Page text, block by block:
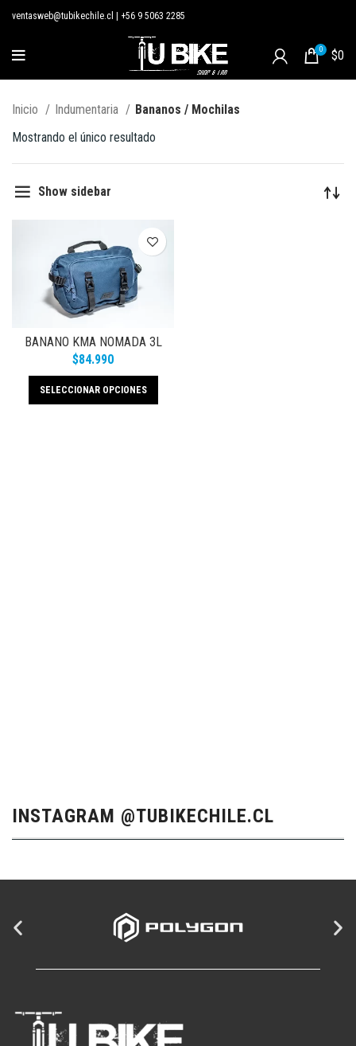
ventasweb@tubikechile.cl +56 9 5063 2285
0 $0
Inicio Indumentaria
Bananos / Mochilas
Mostrando el único resultado
Show sidebar
BANANO KMA NOMADA 3L
$84.990
SELECCIONAR OPCIONES
INSTAGRAM @TUBIKECHILE.CL